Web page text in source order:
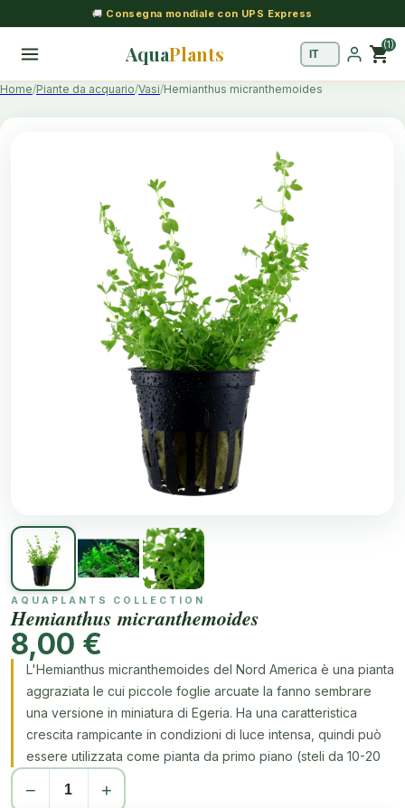
🚚 Consegna mondiale con UPS Express
AquaPlants shopping_cart(1)
Home Piante da acquario Vasi Hemianthus micranthemoides
AQUAPLANTS COLLECTION
Hemianthus micranthemoides
8,00 €
L'Hemianthus micranthemoides del Nord America è una pianta
aggraziata le cui piccole foglie arcuate la fanno sembrare
una versione in miniatura di Egeria. Ha una caratteristica
crescita rampicante in condizioni di luce intensa, quindi può
essere utilizzata come pianta da primo piano (steli da 10-20
cm di altezza, 2-3 cm di larghezza). Un gruppo compatto di
Hemianthus micranthemoides è molto bello con le sue
− +